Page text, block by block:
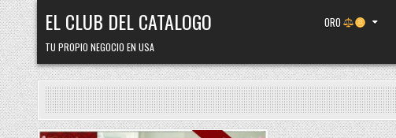
Skip
to
content
EL CLUB DEL CATALOGO
TU PROPIO NEGOCIO EN USA
ORO